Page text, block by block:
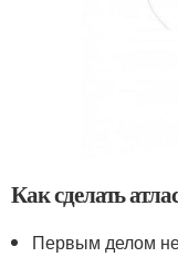
Как сделать
Первым делом